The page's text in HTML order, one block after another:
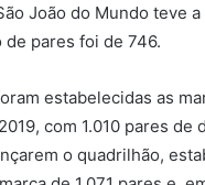
João do Mundo teve
de pares foi de 746.
estabelecidas as
com 1.010 pares
o quadrilhão,